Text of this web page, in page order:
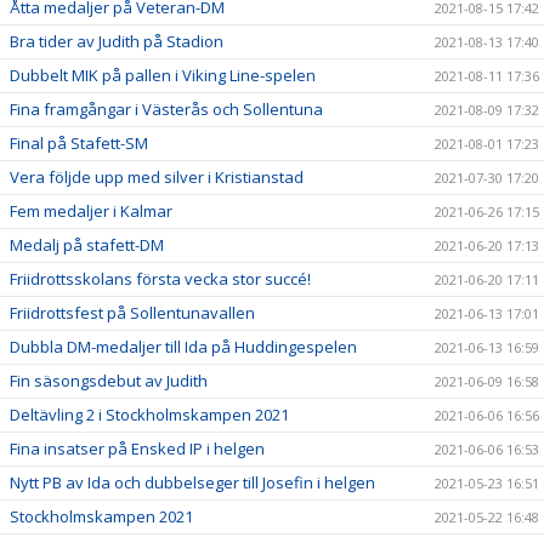
Åtta medaljer på Veteran-DM 2021-08-15 17:42
Bra tider av Judith på Stadion 2021-08-13 17:40
Dubbelt MIK på pallen i Viking Line-spelen 2021-08-11 17:36
Fina framgångar i Västerås och Sollentuna 2021-08-09 17:32
Final på Stafett-SM 2021-08-01 17:23
Vera följde upp med silver i Kristianstad 2021-07-30 17:20
Fem medaljer i Kalmar 2021-06-26 17:15
Medalj på stafett-DM 2021-06-20 17:13
Friidrottsskolans första vecka stor succé! 2021-06-20 17:11
Friidrottsfest på Sollentunavallen 2021-06-13 17:01
Dubbla DM-medaljer till Ida på Huddingespelen 2021-06-13 16:59
Fin säsongsdebut av Judith 2021-06-09 16:58
Deltävling 2 i Stockholmskampen 2021 2021-06-06 16:56
Fina insatser på Ensked IP i helgen 2021-06-06 16:53
Nytt PB av Ida och dubbelseger till Josefin i helgen 2021-05-23 16:51
Stockholmskampen 2021 2021-05-22 16:48